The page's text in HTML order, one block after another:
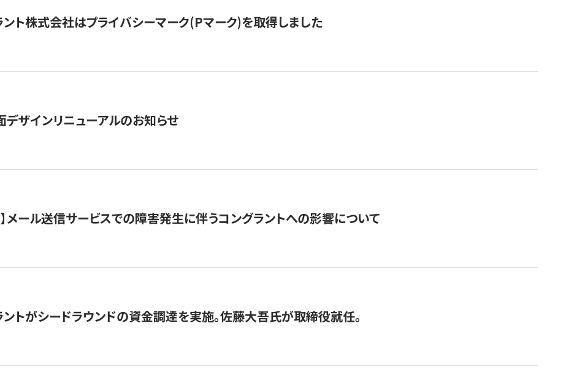
ント株式会社はプライバシーマーク(Pマーク)を取得しました
デザインリニューアルのお知らせ
】メール送信サービスでの障害発生に伴うコングラントへの影響について
ントがシードラウンドの資金調達を実施。佐藤大吾氏が取締役就任。